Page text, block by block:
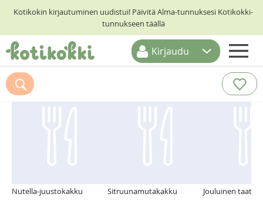
Kotikokin kirjautuminen uudistui! Päivitä Alma-tunnuksesi Kotikokki-
tunnukseen täällä
ETUSIVU
RESEPTIHAKU
Kirjaudu
Suosittelemme myös
Nutella-juustokakku Sitruunamutakakku Jouluinen